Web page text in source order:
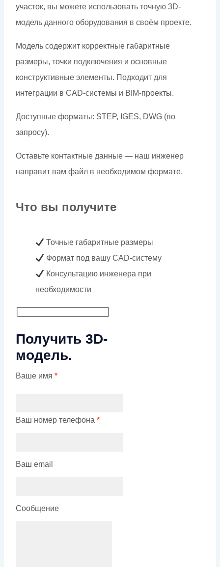
участок, вы можете использовать точную 3D-
модель данного оборудования в своём проекте.
Модель содержит корректные габаритные
размеры, точки подключения и основные
конструктивные элементы. Подходит для
интеграции в CAD-системы и BIM-проекты.
Доступные форматы: STEP, IGES, DWG (по
запросу).
Оставьте контактные данные — наш инженер
направит вам файл в необходимом формате.
Что вы получите
Точные габаритные размеры
Формат под вашу CAD-систему
Консультацию инженера при
необходимости
Получить 3D-
модель.
Ваше имя *
Ваш номер телефона *
Ваш email
Сообщение